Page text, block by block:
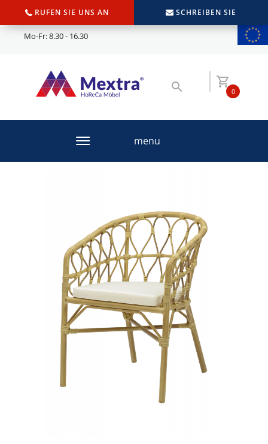
RUFEN SIE UNS AN SCHREIBEN SIE
Mo-Fr: 8.30 - 16.30
0
menu